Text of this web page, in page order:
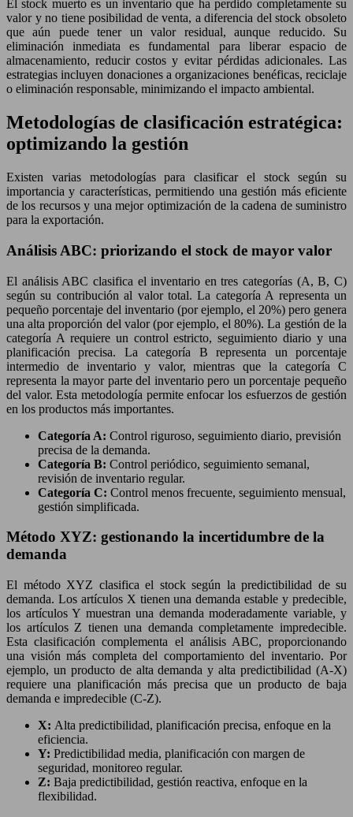
El stock muerto es un inventario que ha perdido completamente su
valor y no tiene posibilidad de venta, a diferencia del stock obsoleto
que aún puede tener un valor residual, aunque reducido. Su
eliminación inmediata es fundamental para liberar espacio de
almacenamiento, reducir costos y evitar pérdidas adicionales. Las
estrategias incluyen donaciones a organizaciones benéficas, reciclaje
o eliminación responsable, minimizando el impacto ambiental.
Metodologías de clasificación estratégica:
optimizando la gestión
Existen varias metodologías para clasificar el stock según su
importancia y características, permitiendo una gestión más eficiente
de los recursos y una mejor optimización de la cadena de suministro
para la exportación.
Análisis ABC: priorizando el stock de mayor valor
El análisis ABC clasifica el inventario en tres categorías (A, B, C)
según su contribución al valor total. La categoría A representa un
pequeño porcentaje del inventario (por ejemplo, el 20%) pero genera
una alta proporción del valor (por ejemplo, el 80%). La gestión de la
categoría A requiere un control estricto, seguimiento diario y una
planificación precisa. La categoría B representa un porcentaje
intermedio de inventario y valor, mientras que la categoría C
representa la mayor parte del inventario pero un porcentaje pequeño
del valor. Esta metodología permite enfocar los esfuerzos de gestión
en los productos más importantes.
Categoría A: Control riguroso, seguimiento diario, previsión
precisa de la demanda.
Categoría B: Control periódico, seguimiento semanal,
revisión de inventario regular.
Categoría C: Control menos frecuente, seguimiento mensual,
gestión simplificada.
Método XYZ: gestionando la incertidumbre de la
demanda
El método XYZ clasifica el stock según la predictibilidad de su
demanda. Los artículos X tienen una demanda estable y predecible,
los artículos Y muestran una demanda moderadamente variable, y
los artículos Z tienen una demanda completamente impredecible.
Esta clasificación complementa el análisis ABC, proporcionando
una visión más completa del comportamiento del inventario. Por
ejemplo, un producto de alta demanda y alta predictibilidad (A-X)
requiere una planificación más precisa que un producto de baja
demanda e impredecible (C-Z).
X: Alta predictibilidad, planificación precisa, enfoque en la
eficiencia.
Y: Predictibilidad media, planificación con margen de
seguridad, monitoreo regular.
Z: Baja predictibilidad, gestión reactiva, enfoque en la
flexibilidad.